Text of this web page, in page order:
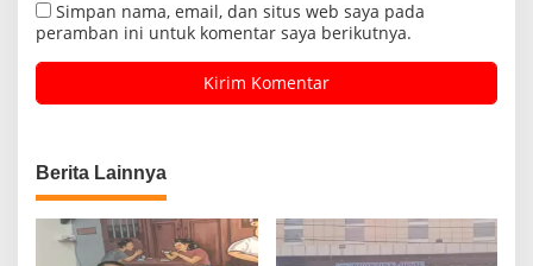
Simpan nama, email, dan situs web saya pada
peramban ini untuk komentar saya berikutnya.
Berita Lainnya